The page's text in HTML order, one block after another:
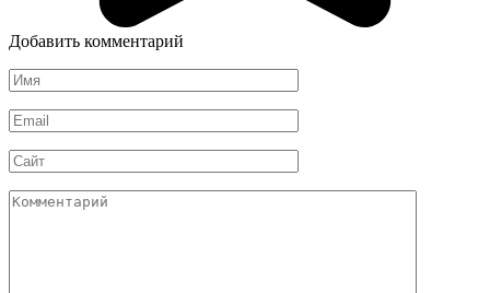
Добавить комментарий
Имя
Email
Сайт
Комментарий